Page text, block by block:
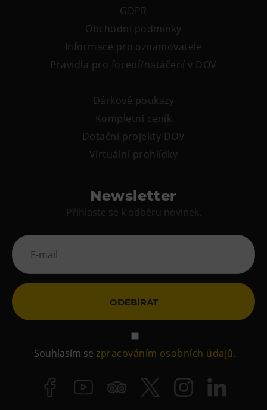
GDPR
Obchodní podmínky
Informace pro oznamovatele
Pravidla pro focení/natáčení v DOV
Dárkové poukazy
Kompletní ceník
Dotační projekty DOV
Virtuální prohlídky
Newsletter
Přihlaste se k odběru novinek.
ODEBÍRAT
Souhlasím sezpracováním osobních údajů.